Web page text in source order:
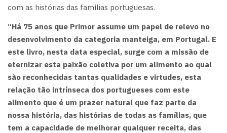
com as histórias das famílias portuguesas.
“Há 75 anos que Primor assume um papel de relevo no
desenvolvimento da categoria manteiga, em Portugal. E
este livro, nesta data especial, surge com a missão de
eternizar esta paixão coletiva por um alimento ao qual
são reconhecidas tantas qualidades e virtudes, esta
relação tão intrínseca dos portugueses com este
alimento que é um prazer natural que faz parte da
nossa história, das histórias de todas as famílias, que
tem a capacidade de melhorar qualquer receita, das